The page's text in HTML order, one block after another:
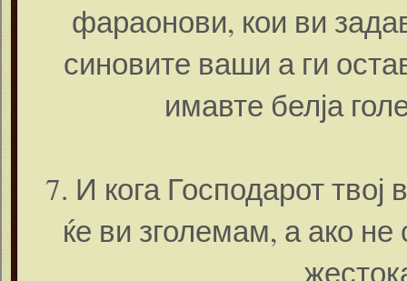
фараонови, кои ви
синовите ваши а ги
имавте белја
7. И кога Господарот твој
ќе ви зголемам, а ако не